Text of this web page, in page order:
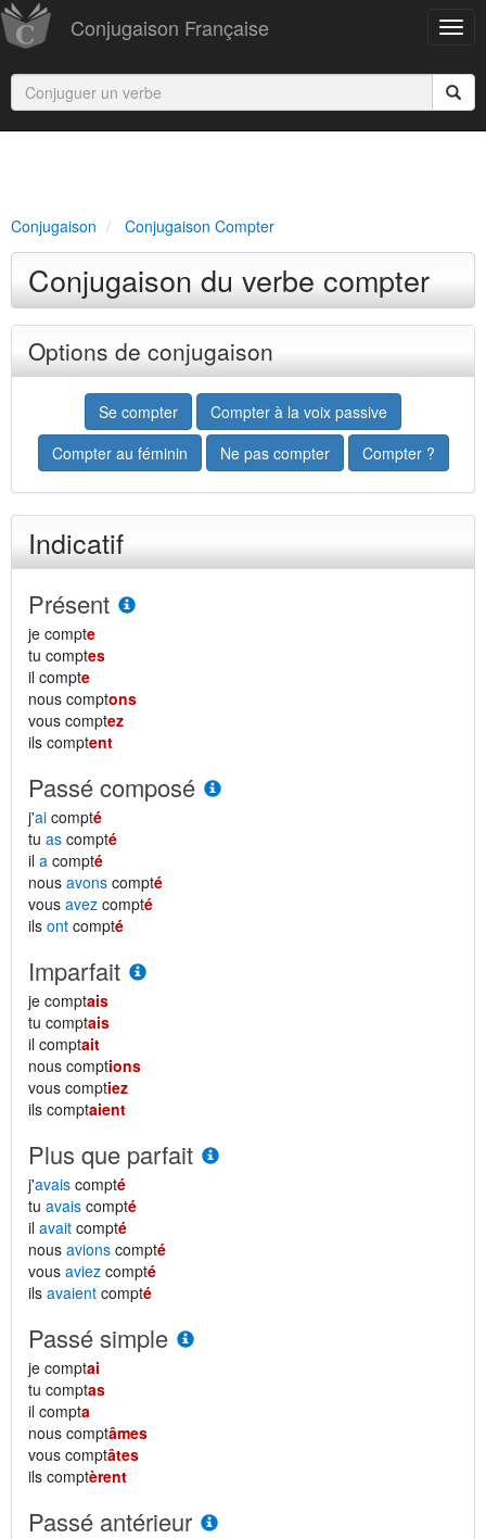
Conjugaison Française
Conjugaison Conjugaison Compter
Conjugaison du verbe compter
Options de conjugaison
Se compter
Compter à la voix passive
Compter au féminin
Ne pas compter Compter ?
Indicatif
Présent
je compte
tu comptes
il compte
nous comptons
vous comptez
ils comptent
Passé composé
j'ai compté
tu as compté
il a compté
nous avons compté
vous avez compté
ils ont compté
Imparfait
je comptais
tu comptais
il comptait
nous comptions
vous comptiez
ils comptaient
Plus que parfait
j'avais compté
tu avais compté
il avait compté
nous avions compté
vous aviez compté
ils avaient compté
Passé simple
je comptai
tu comptas
il compta
nous comptâmes
vous comptâtes
ils comptèrent
Passé antérieur